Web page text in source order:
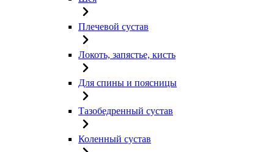
Плечевой сустав
Локоть, запястье, кисть
Для спины и поясницы
Тазобедренный сустав
Коленный сустав